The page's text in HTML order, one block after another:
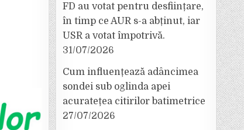
FD au votat pentru desființare,
în timp ce AUR s-a abținut, iar
USR a votat împotrivă.
31/07/2026
Cum influențează adâncimea
sondei sub oglinda apei
acuratețea citirilor batimetrice
27/07/2026